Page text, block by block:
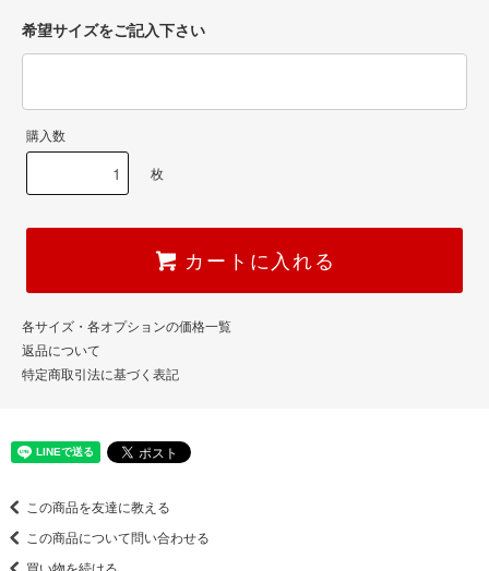
希望サイズをご記入下さい
購入数
枚
カートに入れる
各サイズ・各オプションの価格一覧
返品について
特定商取引法に基づく表記
この商品を友達に教える
この商品について問い合わせる